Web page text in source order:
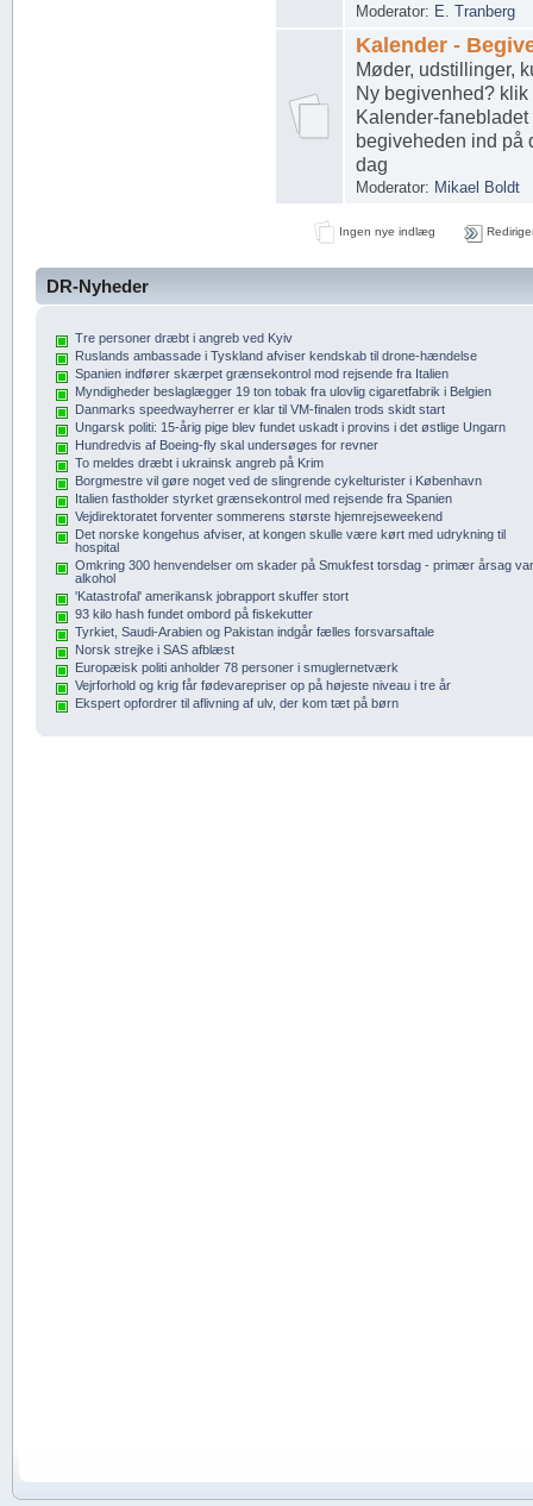
Moderator: E. Tranberg
Kalender -
Møder, udstillinger,
Ny begivenhed? klik
Kalender-fanebladet
begiveheden ind på
dag
Moderator: Mikael Boldt
Ingen nye indlæg
DR-Nyheder
Tre personer dræbt i angreb ved Kyiv
Ruslands ambassade i Tyskland afviser kendskab til drone-hændelse
Spanien indfører skærpet grænsekontrol mod rejsende fra Italien
Myndigheder beslaglægger 19 ton tobak fra ulovlig cigaretfabrik i Belgien
Danmarks speedwayherrer er klar til VM-finalen trods skidt start
Ungarsk politi: 15-årig pige blev fundet uskadt i provins i det østlige Ungarn
Hundredvis af Boeing-fly skal undersøges for revner
To meldes dræbt i ukrainsk angreb på Krim
Borgmestre vil gøre noget ved de slingrende cykelturister i København
Italien fastholder styrket grænsekontrol med rejsende fra Spanien
Vejdirektoratet forventer sommerens største hjemrejseweekend
Det norske kongehus afviser, at kongen skulle være kørt med udrykning til
hospital
Omkring 300 henvendelser om skader på Smukfest torsdag - primær årsag var
alkohol
'Katastrofal' amerikansk jobrapport skuffer stort
93 kilo hash fundet ombord på fiskekutter
Tyrkiet, Saudi-Arabien og Pakistan indgår fælles forsvarsaftale
Norsk strejke i SAS afblæst
Europæisk politi anholder 78 personer i smuglernetværk
Vejrforhold og krig får fødevarepriser op på højeste niveau i tre år
Ekspert opfordrer til aflivning af ulv, der kom tæt på børn